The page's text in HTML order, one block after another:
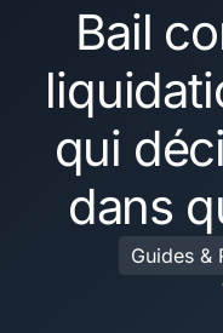
Bail
qui
dans
Guides &